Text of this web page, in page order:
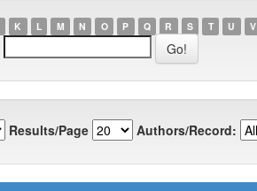
K L M N O P Q R S T U V
Results/Page Authors/Record: